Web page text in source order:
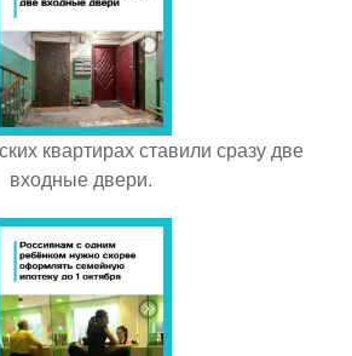
квартирах ставили сразу две
входные двери.